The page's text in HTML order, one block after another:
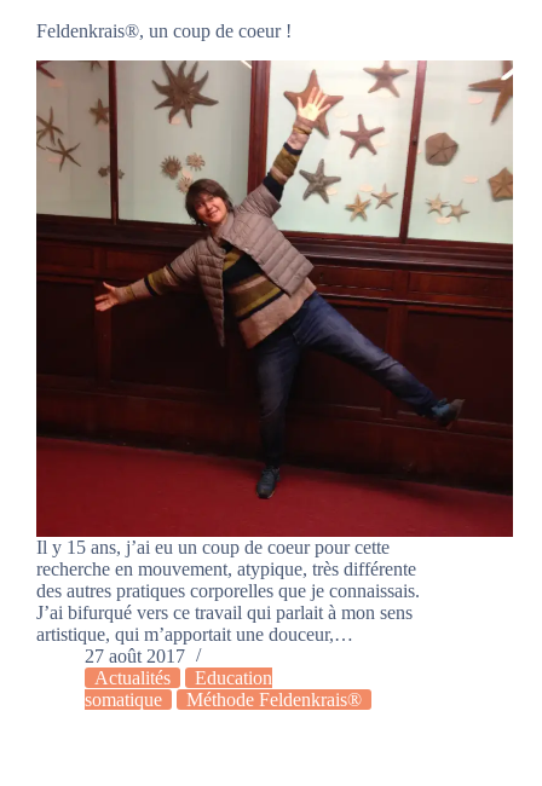
Feldenkrais®, un coup de coeur !
Il y 15 ans, j’ai eu un coup de coeur pour cette
recherche en mouvement, atypique, très différente
des autres pratiques corporelles que je connaissais.
J’ai bifurqué vers ce travail qui parlait à mon sens
artistique, qui m’apportait une douceur,…
27 août 2017
Actualités
Education
somatique
Méthode Feldenkrais®